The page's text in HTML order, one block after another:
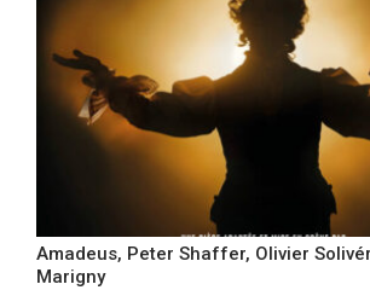
Amadeus, Peter Shaffer, Olivier
Marigny